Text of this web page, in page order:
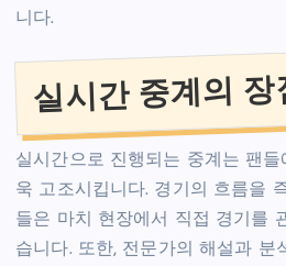
니다.
실시간 중계의 장
실시간으로 진행되는 중계는 팬
욱 고조시킵니다. 경기의 흐름을
들은 마치 현장에서 직접 경기를
습니다. 또한, 전문가의 해설과 분